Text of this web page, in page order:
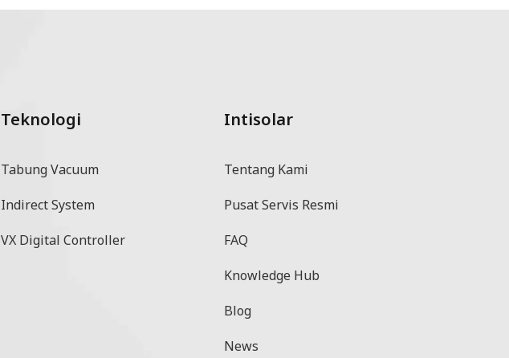
Teknologi
Tabung Vacuum
Indirect System
VX Digital Controller
Intisolar
Tentang Kami
Pusat Servis Resmi
FAQ
Knowledge Hub
Blog
News